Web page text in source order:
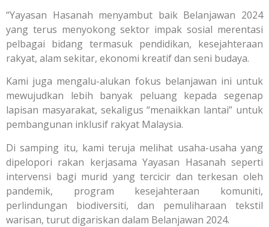
“Yayasan Hasanah menyambut baik Belanjawan 2024
yang terus menyokong sektor impak sosial merentasi
pelbagai bidang termasuk pendidikan, kesejahteraan
rakyat, alam sekitar, ekonomi kreatif dan seni budaya.
Kami juga mengalu-alukan fokus belanjawan ini untuk
mewujudkan lebih banyak peluang kepada segenap
lapisan masyarakat, sekaligus “menaikkan lantai” untuk
pembangunan inklusif rakyat Malaysia.
Di samping itu, kami teruja melihat usaha-usaha yang
dipelopori rakan kerjasama Yayasan Hasanah seperti
intervensi bagi murid yang tercicir dan terkesan oleh
pandemik, program kesejahteraan komuniti,
perlindungan biodiversiti, dan pemuliharaan tekstil
warisan, turut digariskan dalam Belanjawan 2024.